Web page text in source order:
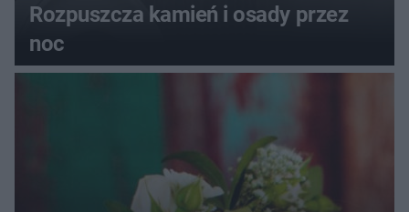
Rozpuszcza kamień i osady przez
noc